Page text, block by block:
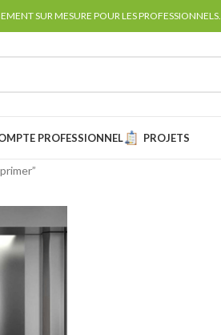
SUR MESURE POUR LES PROFESSIONNELS.
PROFESSIONNEL PROJETS